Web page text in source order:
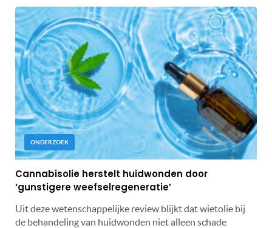
ONDERZOEK
Cannabisolie herstelt huidwonden door
‘gunstigere weefselregeneratie’
Uit deze wetenschappelijke review blijkt dat wietolie bij
de behandeling van huidwonden niet alleen schade